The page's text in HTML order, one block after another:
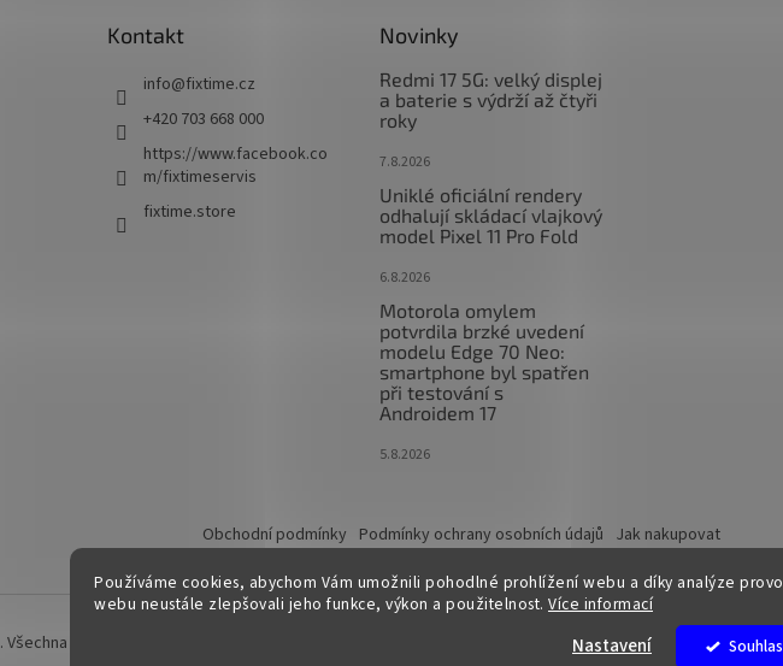
Používáme cookies, abychom Vám umožnili pohodlné prohlížení webu a díky analýze
webu neustále zlepšovali jeho funkce, výkon a použitelnost. Více informací
Nastavení
Kontakt
info@fixtime.cz
+420 703 668 000
https://www.facebook.co
m/fixtimeservis
fixtime.store
Novinky
Redmi 17 5G: velký displej
a baterie s výdrží až čtyři
roky
7.8.2026
Uniklé oficiální rendery
odhalují skládací vlajkový
model Pixel 11 Pro Fold
6.8.2026
Motorola omylem
potvrdila brzké uvedení
modelu Edge 70 Neo:
smartphone byl spatřen
při testování s
Androidem 17
5.8.2026
Obchodní podmínky Podmínky ochrany osobních údajů Jak nakupovat
. Všechna práva vyhrazena.